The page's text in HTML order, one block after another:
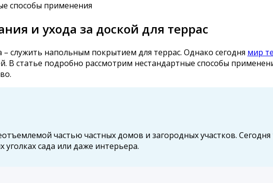
и ухода за доской для террас
служить напольным покрытием для террас. Однако сегодня мир
статье подробно рассмотрим нестандартные способы
частью частных домов и загородных участков.
сада или даже интерьера.